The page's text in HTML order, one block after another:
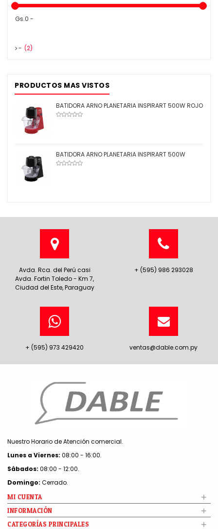
Gs.0 -
- (2)
PRODUCTOS MAS VISTOS
BATIDORA ARNO PLANETARIA INSPIRART 500W ROJO
BATIDORA ARNO PLANETARIA INSPIRART 500W
Avda. Rca. del Perú casi
Avda. Fortin Toledo - Km 7,
Ciudad del Este, Paraguay
+ (595) 986 293028
+ (595) 973 429420 ventas@dable.com.py
Nuestro Horario de Atención comercial.
Lunes a Viernes: 08:00 - 16:00.
Sábados: 08:00 - 12:00.
Domingo: Cerrado.
MI CUENTA +
INFORMACIÓN +
CATEGORÍAS PRINCIPALES +